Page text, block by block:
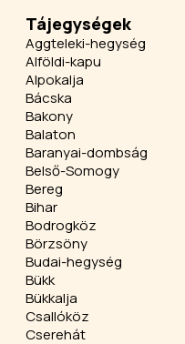
Tájegységek
Aggteleki-hegység
Alföldi-kapu
Alpokalja
Bácska
Bakony
Balaton
Baranyai-dombság
Belső-Somogy
Bereg
Bihar
Bodrogköz
Börzsöny
Budai-hegység
Bükk
Bükkalja
Csallóköz
Cserehát